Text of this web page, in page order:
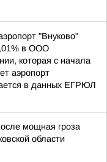
"Внуково"
в ООО
которая с начала
аэропорт
в данных ЕГРЮЛ
мощная гроза
области